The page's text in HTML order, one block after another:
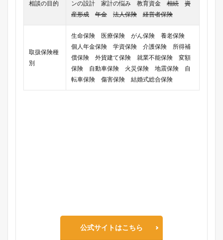
相談の目的 ンの設計 家計の悩み 教育資金 相続
資
産形成
年金 法人保険 経営者保険
取扱保険種
別
生命保険 医療保険 がん保険 養老保険
個人年金保険 学資保険 介護保険 所得補
償保険 外貨建て保険 就業不能保険 変額
保険 自動車保険 火災保険 地震保険 自
転車保険 傷害保険 結婚式総合保険
公式サイトはこちら